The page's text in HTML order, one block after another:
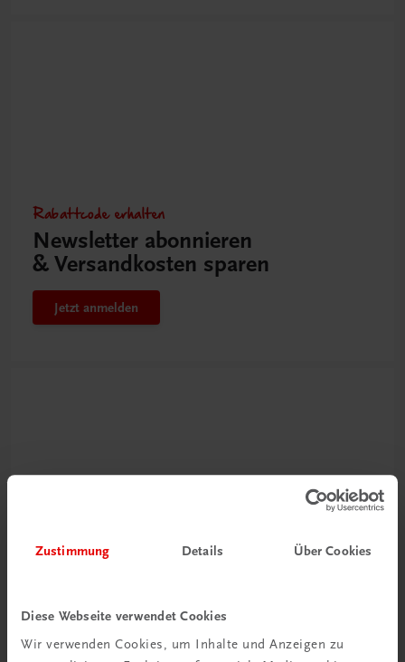
Zustimmung Details Über Cookies
Diese Webseite verwendet Cookies
Wir verwenden Cookies, um Inhalte und Anzeigen zu
Rabattcode erhalten
Newsletter abonnieren
& Versandkosten sparen
Jetzt anmelden
Neu zur DigiBox
Tipps & Tricks
Mehr dazu